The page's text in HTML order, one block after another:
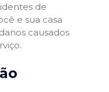
de
e sua casa
causados